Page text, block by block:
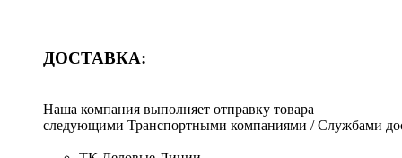
ДОСТАВКА:
Наша компания выполняет отправку товара
следующими Транспортными компаниями / Службами